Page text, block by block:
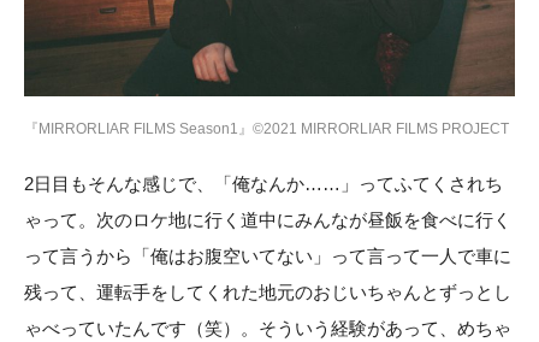
『MIRRORLIAR FILMS Season1』©2021 MIRRORLIAR FILMS PROJECT
2日目もそんな感じで、「俺なんか……」ってふてくされち
ゃって。次のロケ地に行く道中にみんなが昼飯を食べに行く
って言うから「俺はお腹空いてない」って言って一人で車に
残って、運転手をしてくれた地元のおじいちゃんとずっとし
ゃべっていたんです（笑）。そういう経験があって、めちゃ